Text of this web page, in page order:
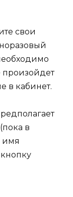
свои
произойдет
в кабинет.
в
имя